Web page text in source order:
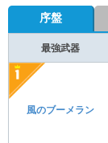
序盤
最強武器
風のブーメラン